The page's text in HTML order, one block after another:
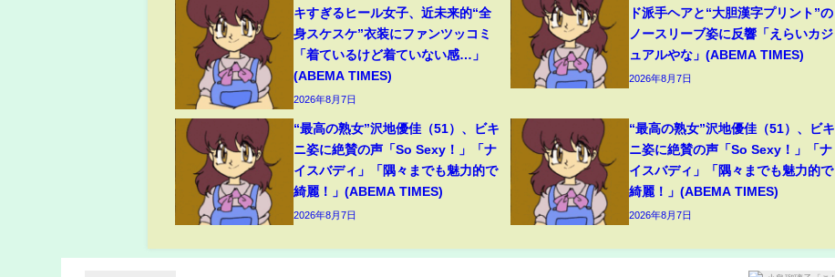
キすぎるヒール女子、近未来的“全
身スケスケ”衣装にファンツッコミ
「着ているけど着ていない感…」
(ABEMA TIMES)
2026年8月7日
ド派手ヘアと“大胆漢字プリント”の
ノースリーブ姿に反響「えらいカジ
ュアルやな」(ABEMA TIMES)
2026年8月7日
“最高の熟女”沢地優佳（51）、ビキ
ニ姿に絶賛の声「So Sexy！」「ナ
イスバディ」「隅々までも魅力的で
綺麗！」(ABEMA TIMES)
2026年8月7日
“最高の熟女”沢地優佳（51）、ビキ
ニ姿に絶賛の声「So Sexy！」「ナ
イスバディ」「隅々までも魅力的で
綺麗！」(ABEMA TIMES)
2026年8月7日